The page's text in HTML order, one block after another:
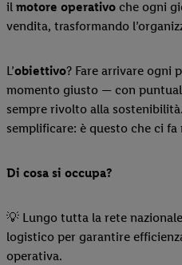
il motore operativo che ogni
vendita, trasformando
L’obiettivo? Fare arrivare ogni
momento giusto — con
sempre rivolto alla
semplificare: è questo che ci fa
Di cosa si occupa?
💡 Lungo tutta la rete
logistico per garantire
operativa.